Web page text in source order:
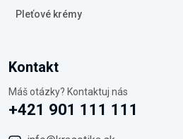
Pleťové krémy
Kontakt
Máš otázky? Kontaktuj nás
+421 901 111 111